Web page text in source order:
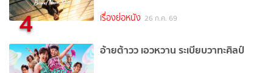
4 เรื่องย่อหนัง 26 ก.ค. 69
อ้ายต้าวว เอวหวาน ระเบียบวาทะศิลป์